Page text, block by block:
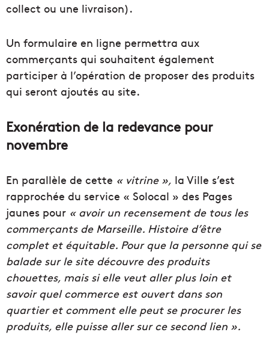
collect ou une livraison).
Un formulaire en ligne permettra aux
commerçants qui souhaitent également
participer à l’opération de proposer des produits
qui seront ajoutés au site.
Exonération de la redevance pour
novembre
En parallèle de cette « vitrine », la Ville s’est
rapprochée du service « Solocal » des Pages
jaunes pour « avoir un recensement de tous les
commerçants de Marseille. Histoire d’être
complet et équitable. Pour que la personne qui se
balade sur le site découvre des produits
chouettes, mais si elle veut aller plus loin et
savoir quel commerce est ouvert dans son
quartier et comment elle peut se procurer les
produits, elle puisse aller sur ce second lien ».